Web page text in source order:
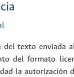
del texto enviada
del formato
la autorización